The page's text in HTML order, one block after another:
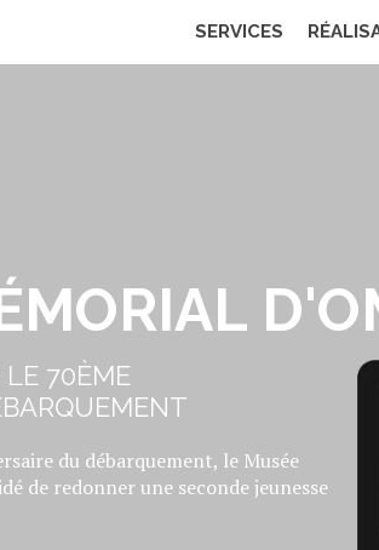
SERVICES
70ÈME
du débarquement, le Musée
de redonner une seconde jeunesse